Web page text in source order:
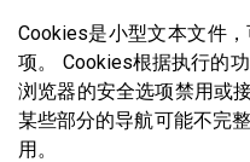
Cookies是小型文本文件
项。 Cookies根据执行的
浏览器的安全选项禁用或
某些部分的导航可能不完
用。